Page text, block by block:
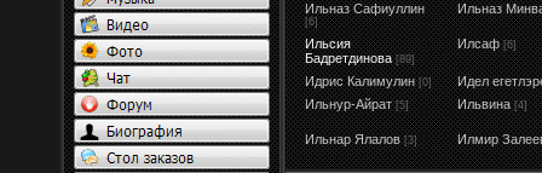
Ильназ Сафиуллин
[6]
Ильназ
Ильсия
Бадретдинова [89]
Илсаф [6]
Идрис Калимулин [0]
Идел
Ильнур-Айрат [5] Ильвина [4]
Ильнар Ялалов [3] Илмир